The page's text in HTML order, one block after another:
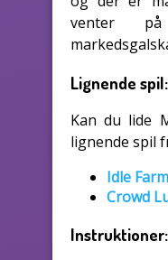
venter
Lignende spil:
Kan du lide
lignende spil
Idle Farm
Crowd
Instruktioner: